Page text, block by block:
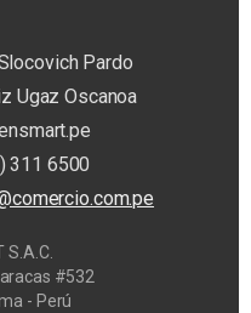
Pardo
Ugaz Oscanoa
311 6500
S.A.C.
#532
- Perú